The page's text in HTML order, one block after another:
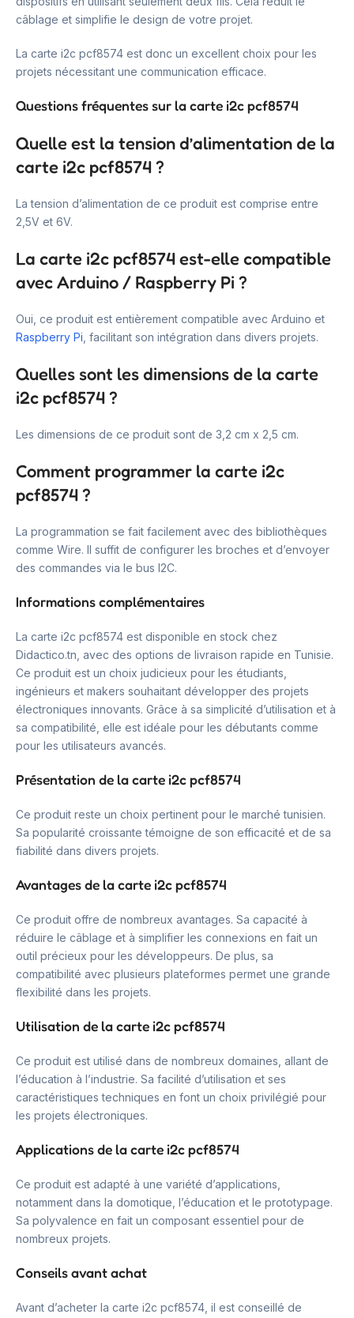
câblage et simplifie le design de votre projet.
La carte i2c pcf8574 est donc un excellent choix pour les
projets nécessitant une communication efficace.
Questions fréquentes sur la carte i2c pcf8574
Quelle est la tension d’alimentation de la
carte i2c pcf8574 ?
La tension d’alimentation de ce produit est comprise entre
2,5V et 6V.
La carte i2c pcf8574 est-elle compatible
avec Arduino / Raspberry Pi ?
Oui, ce produit est entièrement compatible avec Arduino et
Raspberry Pi , facilitant son intégration dans divers projets.
Quelles sont les dimensions de la carte
i2c pcf8574 ?
Les dimensions de ce produit sont de 3,2 cm x 2,5 cm.
Comment programmer la carte i2c
pcf8574 ?
La programmation se fait facilement avec des bibliothèques
comme Wire. Il suffit de configurer les broches et d’envoyer
des commandes via le bus I2C.
Informations complémentaires
La carte i2c pcf8574 est disponible en stock chez
Didactico.tn, avec des options de livraison rapide en Tunisie.
Ce produit est un choix judicieux pour les étudiants,
ingénieurs et makers souhaitant développer des projets
électroniques innovants. Grâce à sa simplicité d’utilisation et à
sa compatibilité, elle est idéale pour les débutants comme
pour les utilisateurs avancés.
Présentation de la carte i2c pcf8574
Ce produit reste un choix pertinent pour le marché tunisien.
Sa popularité croissante témoigne de son efficacité et de sa
fiabilité dans divers projets.
Avantages de la carte i2c pcf8574
Ce produit offre de nombreux avantages. Sa capacité à
réduire le câblage et à simplifier les connexions en fait un
outil précieux pour les développeurs. De plus, sa
compatibilité avec plusieurs plateformes permet une grande
flexibilité dans les projets.
Utilisation de la carte i2c pcf8574
Ce produit est utilisé dans de nombreux domaines, allant de
l’éducation à l’industrie. Sa facilité d’utilisation et ses
caractéristiques techniques en font un choix privilégié pour
les projets électroniques.
Applications de la carte i2c pcf8574
Ce produit est adapté à une variété d’applications,
notamment dans la domotique, l’éducation et le prototypage.
Sa polyvalence en fait un composant essentiel pour de
nombreux projets.
Conseils avant achat
Avant d’acheter la carte i2c pcf8574, il est conseillé de